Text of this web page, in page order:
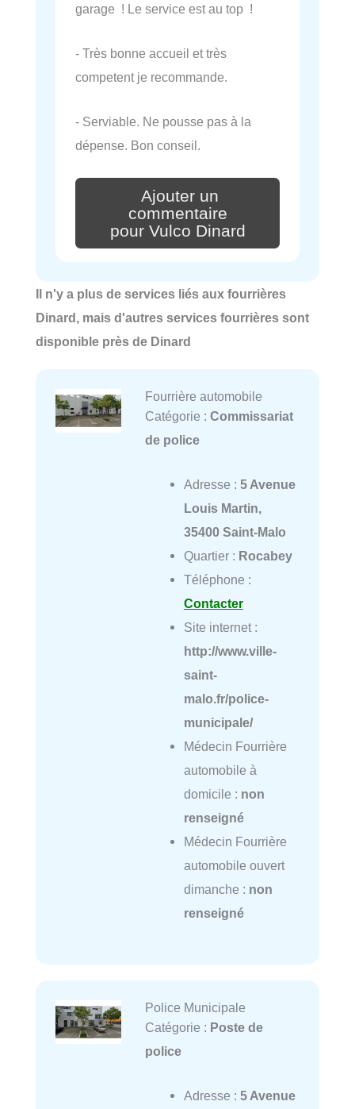
garage ! Le service est au top !
- Très bonne accueil et très
competent je recommande.
- Serviable. Ne pousse pas à la
dépense. Bon conseil.
Ajouter un
commentaire
pour Vulco Dinard
Il n'y a plus de services liés aux fourrières
Dinard, mais d'autres services fourrières sont
disponible près de Dinard
Fourrière automobile
Catégorie : Commissariat
de police
Adresse : 5 Avenue
Louis Martin,
35400 Saint-Malo
Quartier : Rocabey
Téléphone :
Contacter
Site internet :
http://www.ville-
saint-
malo.fr/police-
municipale/
Médecin Fourrière
automobile à
domicile : non
renseigné
Médecin Fourrière
automobile ouvert
dimanche : non
renseigné
Police Municipale
Catégorie : Poste de
police
Adresse : 5 Avenue